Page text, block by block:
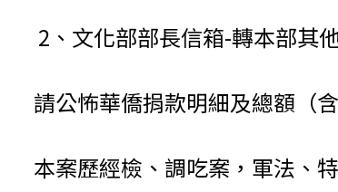
2、文化部部長信箱-轉本部其
請公怖華僑捐款明細及總額（
本案歷經檢、調吃案，軍法、